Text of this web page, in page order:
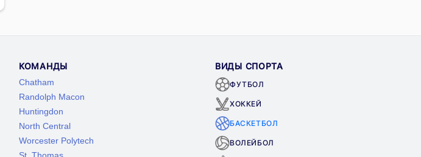
КОМАНДЫ
Chatham
Randolph Macon
Huntingdon
North Central
Worcester Polytech
St. Thomas
ВИДЫ СПОРТА
ФУТБОЛ
ХОККЕЙ
БАСКЕТБОЛ
ВОЛЕЙБОЛ